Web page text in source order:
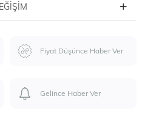
Fiyat Düşünce Haber Ver
Gelince Haber Ver